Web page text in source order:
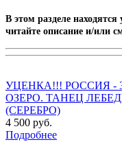
В этом разделе
читайте описание и/или
УЦЕНКА!!! РОССИЯ - 3
ОЗЕРО. ТАНЕЦ
(СЕРЕБРО)
4 500 руб.
Подробнее